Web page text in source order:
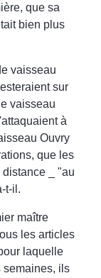
que sa
bien plus
vaisseau
sur
vaisseau
à
Ouvry
que les
_ "au
t-il.
maître
les articles
laquelle
semaines, ils